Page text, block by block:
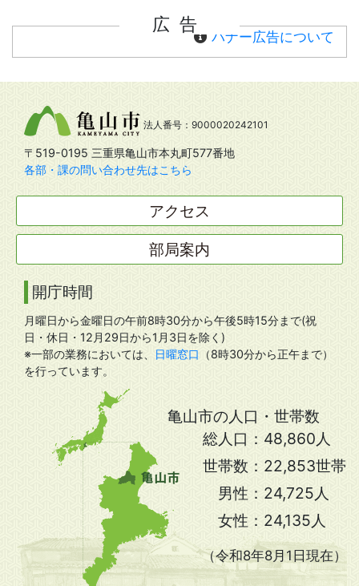
広告
バナー広告について
法人番号：9000020242101
〒519-0195 三重県亀山市本丸町577番地
各部・課の問い合わせ先はこちら
アクセス
部局案内
開庁時間
月曜日から金曜日の午前8時30分から午後5時15分まで(祝
日・休日・12月29日から1月3日を除く)
※一部の業務においては、
日曜窓口
（8時30分から正午まで）
を行っています。
亀山市の人口・世帯数
総人口： 48,860人
世帯数： 22,853世帯
男性： 24,725人
女性： 24,135人
（令和8年8月1日現在）